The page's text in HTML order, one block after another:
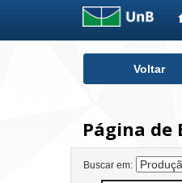
Voltar
Página de
Buscar em: